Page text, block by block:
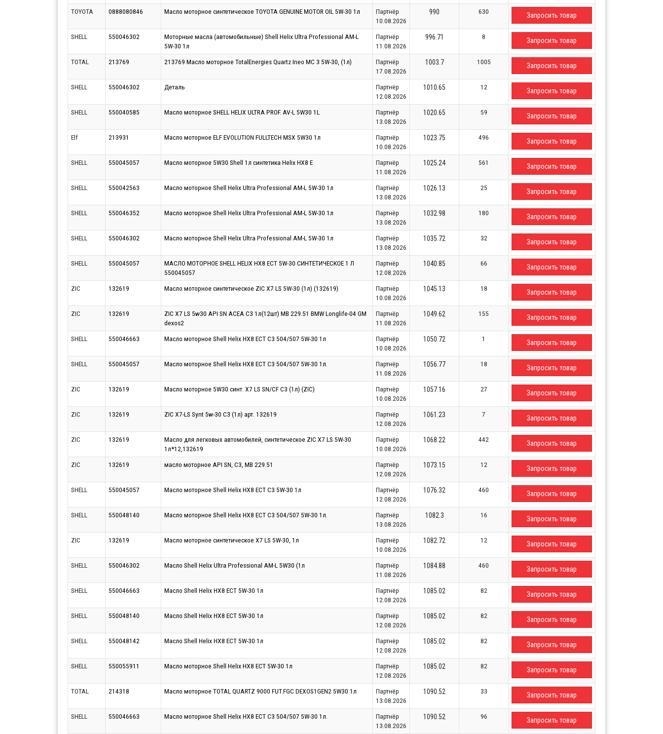
TOYOTA 0888080846 Масло моторное синтетическое TOYOTA GENUINE MOTOR OIL 5W-30 1л
Партнёр
10.08.2026
990 630 Запросить товар
SHELL 550046302
Моторные масла (автомобильные) Shell Helix Ultra Professional AM-L
5W-30 1л
Партнёр
11.08.2026
996.71 8 Запросить товар
TOTAL 213769 213769 Масло моторное TotalEnergies Quartz Ineo MC 3 5W-30, (1л)
Партнёр
17.08.2026
1003.7 1005 Запросить товар
SHELL 550046302 Деталь
Партнёр
12.08.2026
1010.65 12 Запросить товар
SHELL 550040585 Масло моторное SHELL HELIX ULTRA PROF. AV-L 5W30 1L
Партнёр
13.08.2026
1020.65 59 Запросить товар
Elf 213931 Масло моторное ELF EVOLUTION FULLTECH MSX 5W30 1л
Партнёр
10.08.2026
1023.75 496 Запросить товар
SHELL 550045057 Масло моторное 5W30 Shell 1л синтетика Helix HX8 E
Партнёр
11.08.2026
1025.24 561 Запросить товар
SHELL 550042563 Масло моторное Shell Helix Ultra Professional AM-L 5W-30 1л
Партнёр
13.08.2026
1026.13 25 Запросить товар
SHELL 550046352 Масло моторное Shell Helix Ultra Professional AM-L 5W-30 1л
Партнёр
13.08.2026
1032.98 180 Запросить товар
SHELL 550046302 Масло моторное Shell Helix Ultra Professional AM-L 5W-30 1л
Партнёр
13.08.2026
1035.72 32 Запросить товар
SHELL 550045057
МАСЛО МОТОРНОЕ SHELL HELIX HX8 ECT 5W-30 СИНТЕТИЧЕСКОЕ 1 Л
550045057
Партнёр
12.08.2026
1040.85 66 Запросить товар
ZIC 132619 Масло моторное синтетическое ZIC X7 LS 5W-30 (1л) (132619)
Партнёр
10.08.2026
1045.13 18 Запросить товар
ZIC 132619
ZIC X7 LS 5w30 API SN ACEA C3 1л(12шт) MB 229.51 BMW Longlife-04 GM
dexos2
Партнёр
11.08.2026
1049.62 155 Запросить товар
SHELL 550046663 Масло моторное Shell Helix HX8 ECT C3 504/507 5W-30 1л
Партнёр
10.08.2026
1050.72 1 Запросить товар
SHELL 550045057 Масло моторное Shell Helix HX8 ECT C3 504/507 5W-30 1л.
Партнёр
11.08.2026
1056.77 18 Запросить товар
ZIC 132619 Масло моторное 5W30 синт. X7 LS SN/CF C3 (1л) (ZIC)
Партнёр
10.08.2026
1057.16 27 Запросить товар
ZIC 132619 ZIC X7-LS Synt 5w-30 С3 (1л) арт. 132619
Партнёр
12.08.2026
1061.23 7 Запросить товар
ZIC 132619
Масло для легковых автомобилей, синтетическое ZIC X7 LS 5W-30
1л*12,132619
Партнёр
10.08.2026
1068.22 442 Запросить товар
ZIC 132619 масло моторное API SN, C3, MB 229.51
Партнёр
12.08.2026
1073.15 12 Запросить товар
SHELL 550045057 Масло моторное Shell Helix HX8 ECT C3 5W-30 1л
Партнёр
12.08.2026
1076.32 460 Запросить товар
SHELL 550048140 Масло моторное Shell Helix HX8 ECT C3 504/507 5W-30 1л.
Партнёр
13.08.2026
1082.3 16 Запросить товар
ZIC 132619 Масло моторное синтетическое X7 LS 5W-30, 1л
Партнёр
10.08.2026
1082.72 12 Запросить товар
SHELL 550046302 Масло Shell Helix Ultra Professional AM-L 5W30 (1л
Партнёр
11.08.2026
1084.88 460 Запросить товар
SHELL 550046663 Масло Shell Helix HX8 ECT 5W-30 1л
Партнёр
12.08.2026
1085.02 82 Запросить товар
SHELL 550048140 Масло Shell Helix HX8 ECT 5W-30 1л
Партнёр
12.08.2026
1085.02 82 Запросить товар
SHELL 550048142 Масло Shell Helix HX8 ECT 5W-30 1л
Партнёр
12.08.2026
1085.02 82 Запросить товар
SHELL 550055911 Масло моторное Shell Helix HX8 ECT 5W-30 1л
Партнёр
12.08.2026
1085.02 82 Запросить товар
TOTAL 214318 Масло моторное TOTAL QUARTZ 9000 FUT.FGC DEXOS1GEN2 5W30 1л
Партнёр
13.08.2026
1090.52 33 Запросить товар
SHELL 550046663 Масло моторное Shell Helix HX8 ECT C3 504/507 5W-30 1л.
Партнёр
13.08.2026
1090.52 96 Запросить товар